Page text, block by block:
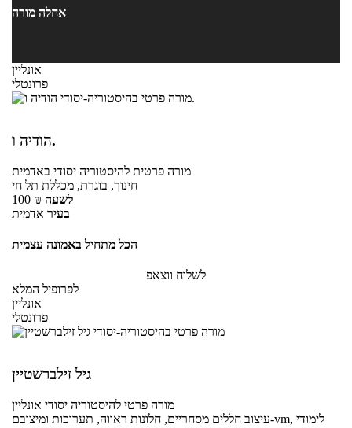
אחלה מורה
אונליין
פרונטלי
הודיה ו.
מורה פרטית להיסטוריה יסודי באדמית
חינוך, בוגרת, מכללת תל חי
100 ₪ לשעה
בעיר אדמית
הכל מתחיל באמונה עצמית
לשלוח ווצאפ
לפרופיל המלא
אונליין
פרונטלי
גיל זילברשטיין
מורה פרטי להיסטוריה יסודי אונליין
עיצוב חללים מסחריים, חלונות ראווה, תערוכות ומיצובם-vm, לימודי